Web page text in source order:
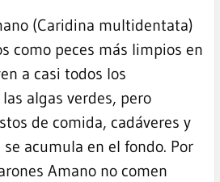
(Caridina multidentata)
como peces más limpios en
a casi todos los
algas verdes, pero
de comida, cadáveres y
acumula en el fondo. Por
Amano no comen